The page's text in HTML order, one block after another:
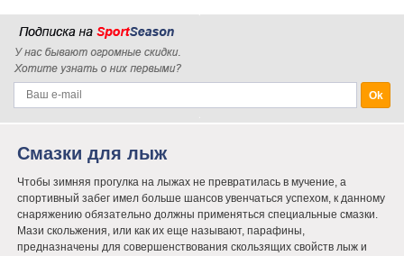
Смазки для лыж
Чтобы зимняя прогулка на лыжах не превратилась в мучение, а
спортивный забег имел больше шансов увенчаться успехом, к данному
снаряжению обязательно должны применяться специальные смазки.
Мази скольжения, или как их еще называют, парафины,
предназначены для совершенствования скользящих свойств лыж и